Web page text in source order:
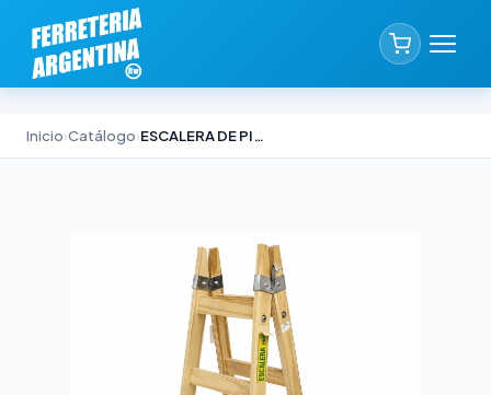
Inicio›Catálogo› ESCALERA DE PINTOR ALPINA PINO NACIONAL 3,90M PRO